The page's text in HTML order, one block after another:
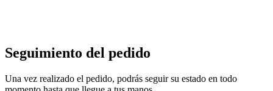
Seguimiento del pedido
Una vez realizado el pedido, podrás seguir su estado en todo